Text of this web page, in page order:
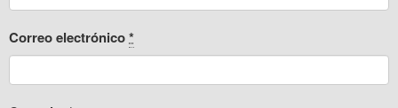
Correo electrónico*